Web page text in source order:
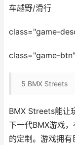
车越野/滑行
class="game-
class="game-
5 BMX Streets
BMX Streets能让
下一代BMX游戏
的定制。游戏拥